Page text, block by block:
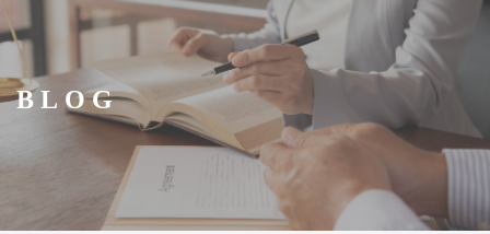
QUIENES SOMOS
TRÁMITE RVOE
PORTAFOLIO DE SERVICIOS
CONTACTO
BLOG